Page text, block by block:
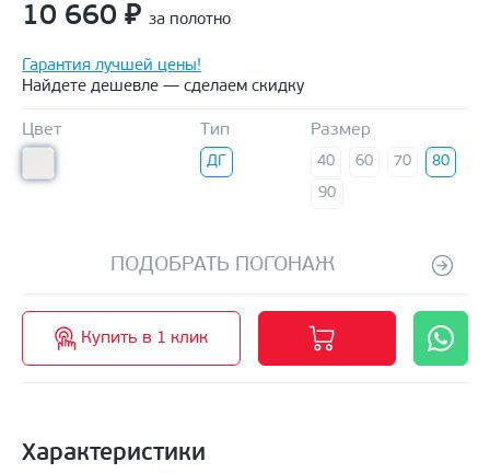
10 660 ₽ за полотно
Гарантия лучшей цены!
Найдете дешевле — сделаем скидку
Цвет Тип
ДГ
Размер
40 60 70
80
90
ПОДОБРАТЬ ПОГОНАЖ
Купить в 1 клик
Характеристики